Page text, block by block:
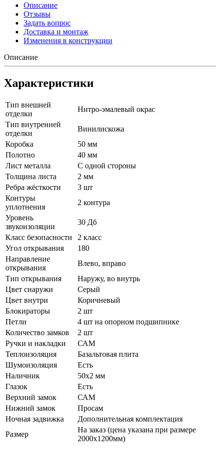
Описание
Отзывы
Задать вопрос
Доставка и монтаж
Изменения в конструкции
Описание
Характеристики
Тип внешней
отделки
Нитро-эмалевый окрас
Тип внутренней
отделки
Винилискожа
Коробка
50 мм
Полотно
40 мм
Лист металла
С одной стороны
Толщина листа
2 мм
Ребра жёсткости
3 шт
Контуры
уплотнения
2 контура
Уровень
звукоизоляции
30 Дб
Класс безопасности
2 класс
Угол открывания
180
Направление
открывания
Влево, вправо
Тип открывания
Наружу, во внутрь
Цвет снаружи
Серый
Цвет внутри
Коричневый
Блокираторы
2 шт
Петли
4 шт на опорном подшипнике
Количество замков
2 шт
Ручки и накладки
САМ
Теплоизоляция
Базальтовая плита
Шумоизоляция
Есть
Наличник
50х2 мм
Глазок
Есть
Верхний замок
САМ
Нижний замок
Просам
Ночная задвижка
Дополнительная комплектация
Размер
На заказ (цена указана при размере
2000х1200мм)